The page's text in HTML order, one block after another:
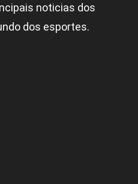
noticias dos
dos esportes.